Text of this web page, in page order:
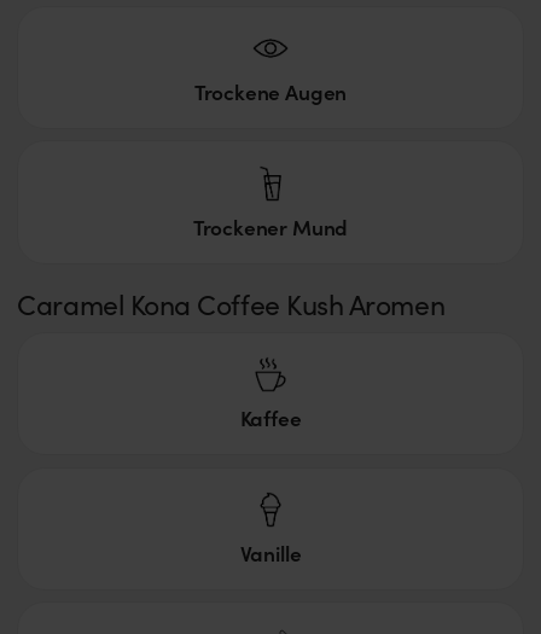
Trockene Augen
Trockener Mund
Caramel Kona Coffee Kush Aromen
Kaffee
Vanille